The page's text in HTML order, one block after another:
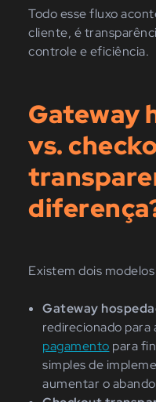
Todo esse fluxo
cliente, é
controle e eficiência.
Gateway
vs.
Existem dois
Gateway
redirecionado para
pagamento para
simples de
aumentar o